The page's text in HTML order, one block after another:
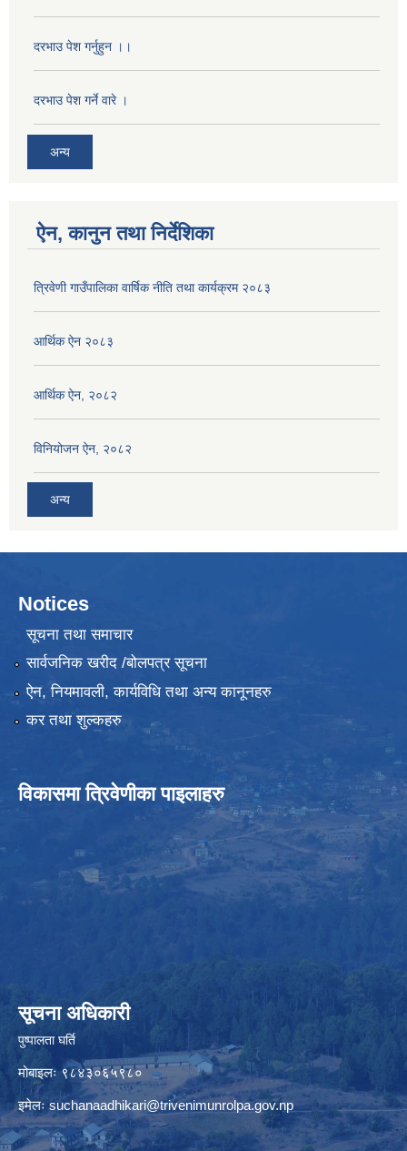
दरभाउ पेश गर्नुहुन ।।
दरभाउ पेश गर्ने वारे ।
अन्य
ऐन, कानुन तथा निर्देशिका
त्रिवेणी गाउँपालिका वार्षिक नीति तथा कार्यक्रम २०८३
आर्थिक ऐन २०८३
आर्थिक ऐन, २०८२
विनियोजन ऐन, २०८२
अन्य
Notices
सूचना तथा समाचार
सार्वजनिक खरीद /बोलपत्र सूचना
ऐन, नियमावली, कार्यविधि तथा अन्य कानूनहरु
कर तथा शुल्कहरु
विकासमा त्रिवेणीका पाइलाहरु
सूचना अधिकारी
पुष्पालता घर्ति
मोबाइलः ९८४३०६५९८०
इमेलःsuchanaadhikari@trivenimunrolpa.gov.np